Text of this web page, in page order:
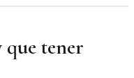
que tener